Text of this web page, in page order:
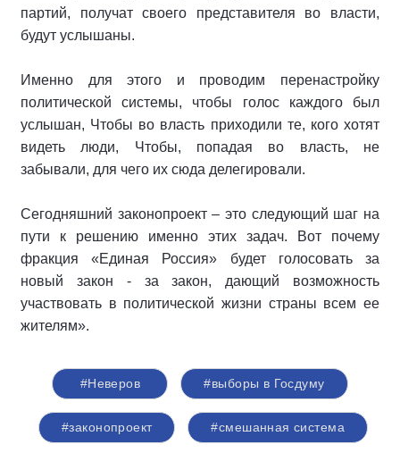
партий, получат своего представителя во власти,
будут услышаны.
Именно для этого и проводим перенастройку
политической системы, чтобы голос каждого был
услышан, Чтобы во власть приходили те, кого хотят
видеть люди, Чтобы, попадая во власть, не
забывали, для чего их сюда делегировали.
Сегодняшний законопроект – это следующий шаг на
пути к решению именно этих задач. Вот почему
фракция «Единая Россия» будет голосовать за
новый закон - за закон, дающий возможность
участвовать в политической жизни страны всем ее
жителям».
#Неверов #выборы в Госдуму
#законопроект #смешанная система